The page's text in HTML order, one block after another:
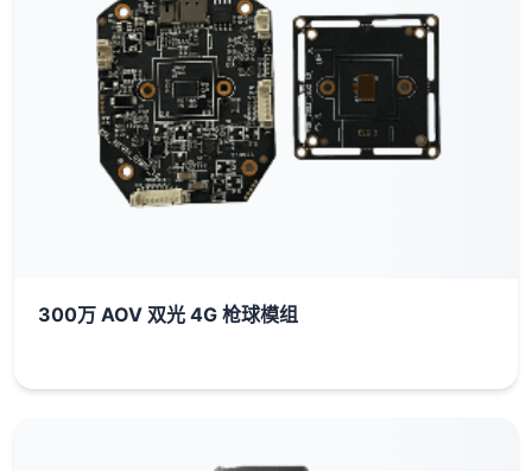
300万 AOV 双光 4G 枪球模组